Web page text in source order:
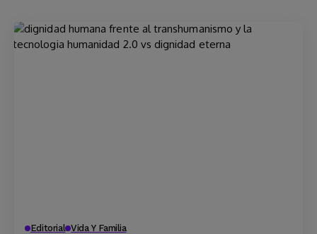
Editorial Vida Y Familia